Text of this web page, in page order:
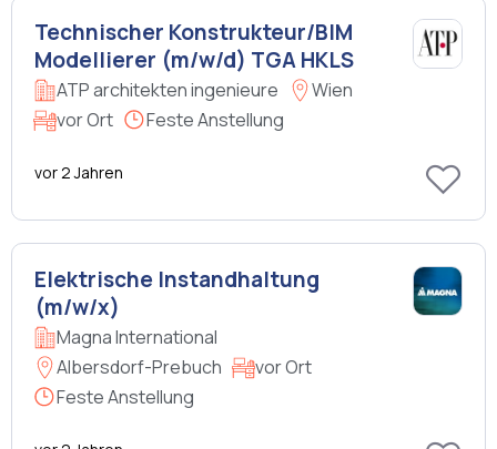
Technischer Konstrukteur/BIM
Modellierer (m/w/d) TGA HKLS
ATP architekten ingenieure
Wien
vor Ort
Feste Anstellung
vor 2 Jahren
Elektrische Instandhaltung
(m/w/x)
Magna International
Albersdorf-Prebuch
vor Ort
Feste Anstellung